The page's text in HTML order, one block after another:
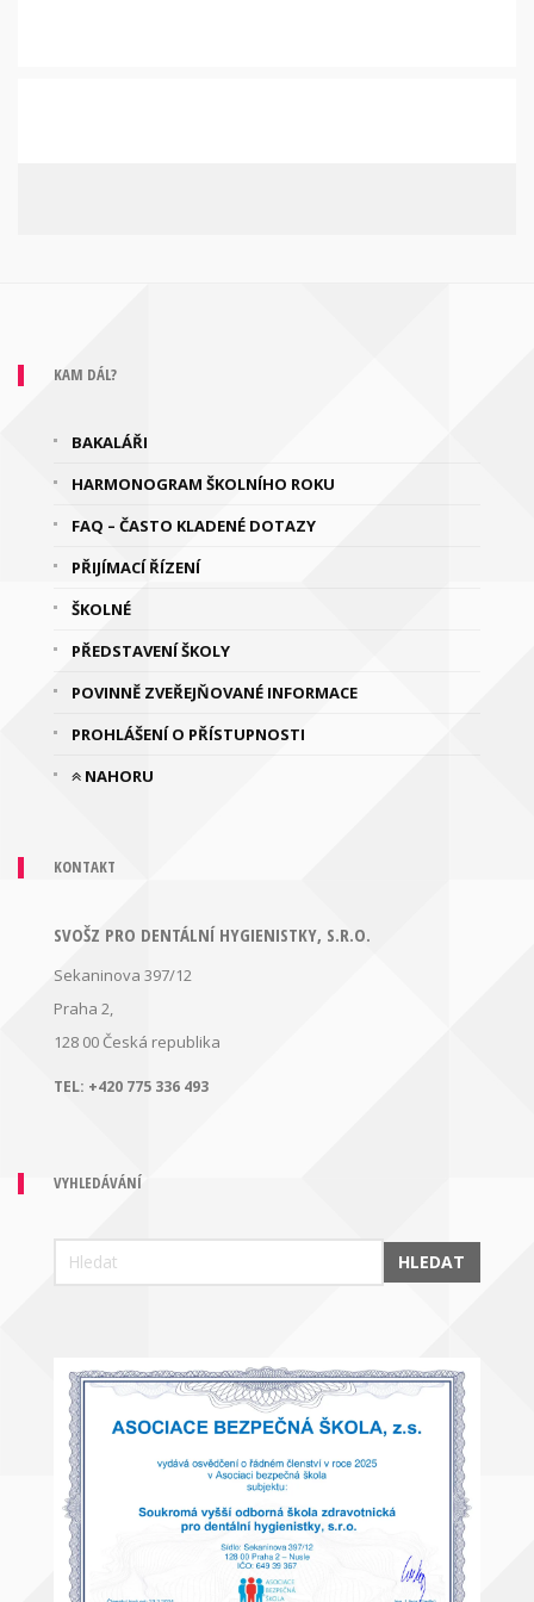
KAM DÁL?
BAKALÁŘI
HARMONOGRAM ŠKOLNÍHO ROKU
FAQ – ČASTO KLADENÉ DOTAZY
PŘIJÍMACÍ ŘÍZENÍ
ŠKOLNÉ
PŘEDSTAVENÍ ŠKOLY
POVINNĚ ZVEŘEJŇOVANÉ INFORMACE
PROHLÁŠENÍ O PŘÍSTUPNOSTI
NAHORU
KONTAKT
SVOŠZ PRO DENTÁLNÍ HYGIENISTKY, S.R.O.
Sekaninova 397/12
Praha 2,
128 00 Česká republika
TEL: +420 775 336 493
VYHLEDÁVÁNÍ
HLEDAT